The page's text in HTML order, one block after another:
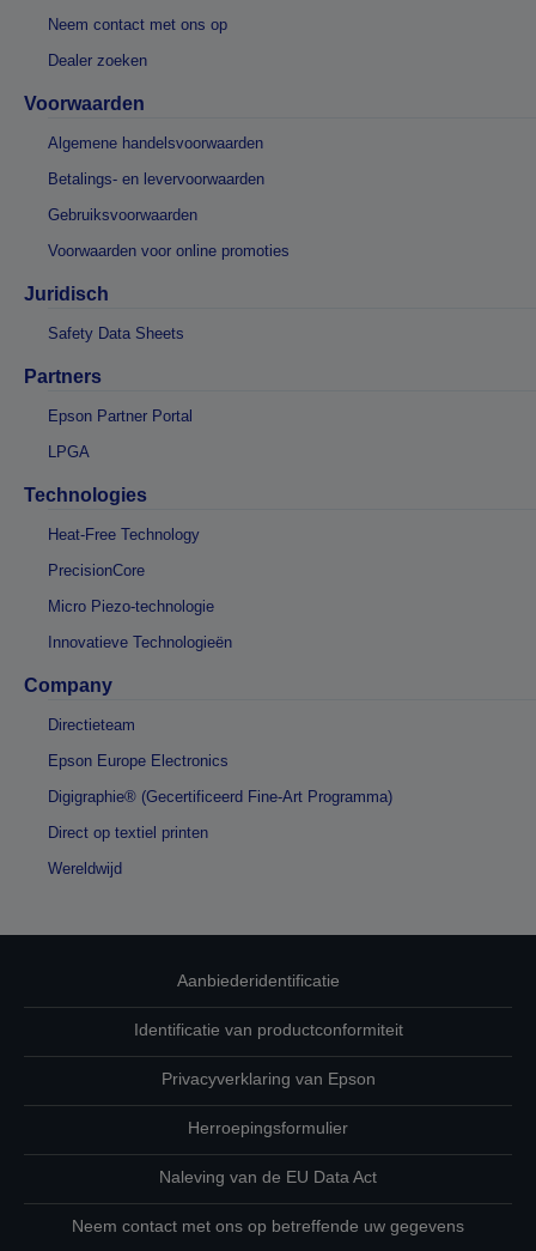
Neem contact met ons op
Dealer zoeken
Voorwaarden
Algemene handelsvoorwaarden
Betalings- en levervoorwaarden
Gebruiksvoorwaarden
Voorwaarden voor online promoties
Juridisch
Safety Data Sheets
Partners
Epson Partner Portal
LPGA
Technologies
Heat-Free Technology
PrecisionCore
Micro Piezo-technologie
Innovatieve Technologieën
Company
Directieteam
Epson Europe Electronics
Digigraphie® (Gecertificeerd Fine-Art Programma)
Direct op textiel printen
Wereldwijd
Aanbiederidentificatie
Identificatie van productconformiteit
Privacyverklaring van Epson
Herroepingsformulier
Naleving van de EU Data Act
Neem contact met ons op betreffende uw gegevens